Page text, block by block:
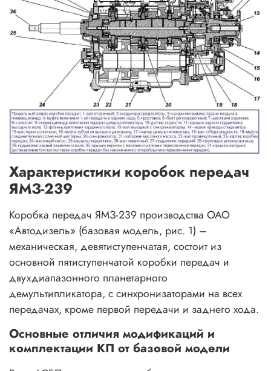
Характеристики коробок передач
ЯМЗ-239
Коробка передач ЯМЗ-239 производства ОАО
«Автодизель» (базовая модель, рис. 1) –
механическая, девятиступенчатая, состоит из
основной пятиступенчатой коробки передач и
двухдиапазонного планетарного
демультипликатора, с синхронизаторами на всех
передачах, кроме первой передачи и заднего хода.
Основные отличия модификаций и
комплектации КП от базовой модели